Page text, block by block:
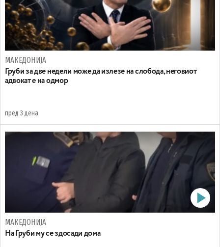
МАКЕДОНИЈА
Груби за две недели може да излезе на слобода, неговиот
адвокат е на одмор
пред 3 дена
МАКЕДОНИЈА
На Груби му се здосади дома